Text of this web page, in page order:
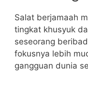
Salat berjamaah
tingkat khusyuk
seseorang
fokusnya lebih
gangguan dunia